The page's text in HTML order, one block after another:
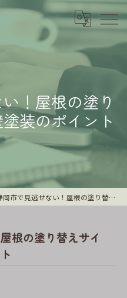
！屋根の塗り
装のポイント
市で見逃せない！屋根の塗り替えサインと外壁塗装のポイント
根の塗り替えサイ